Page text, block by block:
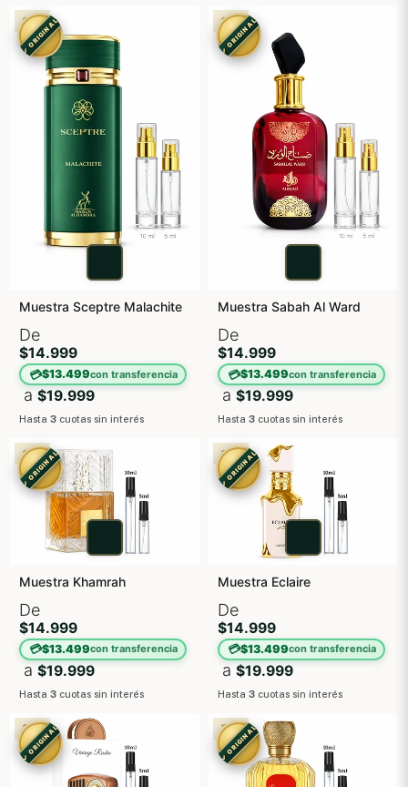
3X2
✓ ORIGINAL
Muestra Sceptre Malachite
De
$14.999
💳$13.499con transferencia
a $19.999
Hasta3 cuotas sin interés
3X2
✓ ORIGINAL
Muestra Sabah Al Ward
De
$14.999
💳$13.499con transferencia
a $19.999
Hasta 3 cuotas sin interés
3X2
✓ ORIGINAL
Muestra Khamrah
De
$14.999
💳$13.499con transferencia
a $19.999
Hasta3 cuotas sin interés
3X2
✓ ORIGINAL
Muestra Eclaire
De
$14.999
💳$13.499con transferencia
a $19.999
Hasta 3 cuotas sin interés
3X2
✓ ORIGINAL 3X2
✓ ORIGINAL